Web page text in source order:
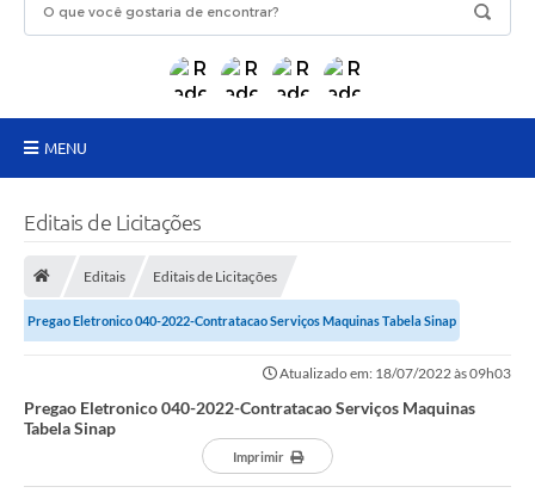
MENU
Transparência
Turismo
Ouvidoria
Editais de Licitações
Editais Editais de Licitações
Pregao Eletronico 040-2022-Contratacao Serviços Maquinas Tabela Sinap
Atualizado em: 18/07/2022 às 09h03
Pregao Eletronico 040-2022-Contratacao Serviços Maquinas
Tabela Sinap
Imprimir